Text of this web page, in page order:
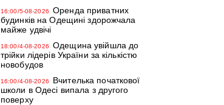
16:00/5-08-2026
Оренда приватних
будинків на Одещині здорожчала
майже удвічі
18:00/4-08-2026
Одещина увійшла до
трійки лідерів України за кількістю
новобудов
16:00/4-08-2026
Вчителька початкової
школи в Одесі випала з другого
поверху